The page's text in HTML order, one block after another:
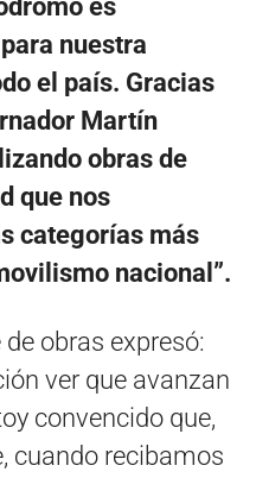
es
nuestra
el país. Gracias
Martín
obras de
que nos
categorías más
nacional”.
obras expresó:
ver que avanzan
convencido que,
cuando recibamos